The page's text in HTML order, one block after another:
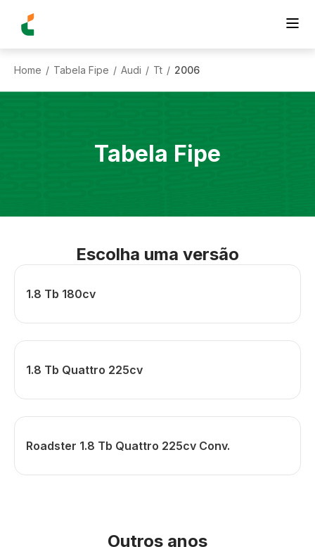
Home / Tabela Fipe / Audi / Tt / 2006
Tabela Fipe
Escolha uma versão
1.8 Tb 180cv
1.8 Tb Quattro 225cv
Roadster 1.8 Tb Quattro 225cv Conv.
Outros anos